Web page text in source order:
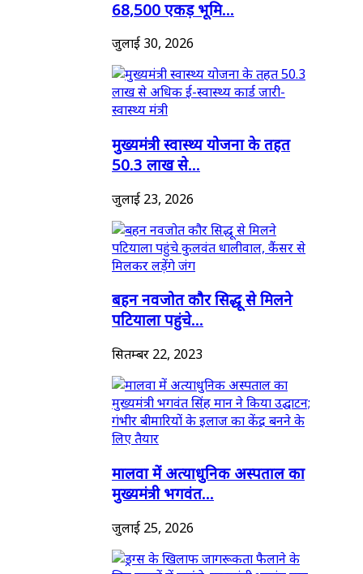
68,500 एकड़ भूमि...
जुलाई 30, 2026
मुख्यमंत्री स्वास्थ्य योजना के तहत
50.3 लाख से...
जुलाई 23, 2026
बहन नवजोत कौर सिद्धू से मिलने
पटियाला पहुंचे...
सितम्बर 22, 2023
मालवा में अत्याधुनिक अस्पताल का
मुख्यमंत्री भगवंत...
जुलाई 25, 2026